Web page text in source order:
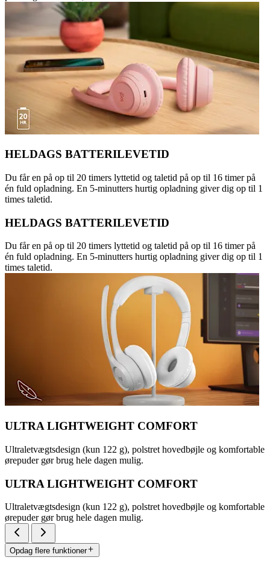
HELDAGS BATTERILEVETID
Du får en på op til 20 timers lyttetid og taletid på op til 16 timer på
én fuld opladning. En 5-minutters hurtig opladning giver dig op til 1
times taletid.
HELDAGS BATTERILEVETID
Du får en på op til 20 timers lyttetid og taletid på op til 16 timer på
én fuld opladning. En 5-minutters hurtig opladning giver dig op til 1
times taletid.
ULTRA LIGHTWEIGHT COMFORT
Ultraletvægtsdesign (kun 122 g), polstret hovedbøjle og komfortable
ørepuder gør brug hele dagen mulig.
ULTRA LIGHTWEIGHT COMFORT
Ultraletvægtsdesign (kun 122 g), polstret hovedbøjle og komfortable
ørepuder gør brug hele dagen mulig.
Opdag flere funktioner